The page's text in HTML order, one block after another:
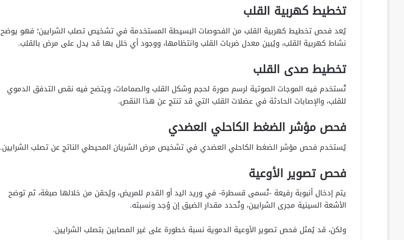
تخطيط كهربية القلب
يُعد فحص تخطيط كهربية القلب من الفحوصات البسيطة المستخدمة في تشخيص تصلب الشرايين؛ فهو يوضح
نشاط كهربية القلب، ويُبين معدل ضربات القلب وانتظامها، ووجود أي خلل بها قد يدل على مرض بالقلب.
تخطيط صدى القلب
تُستخدم فيه الموجات الصوتية لرسم صورة لحجم وشكل القلب والصمامات، ويتضح فيه نقص التدفق الدموي
للقلب، والإصابات الحادثة في عضلات القلب التي قد تنتج عن هذا النقص.
فحص مؤشر الضغط الكاحلي العضدي
يُستخدم فحص مؤشر الضغط الكاحلي العضدي في تشخيص مرض الشريان المحيطي الناتج عن تصلب الشرايين.
فحص تصوير الأوعية
يتم إدخال أنبوبة رفيعة -تُسمى قسطرة- في وريد اليد أو القدم للمريض، ويُحقن من خلالها صبغة، ثم توضح
الأشعة السينية مجرى الشرايين، وتُحدد مقدار الضيق إن وُجد ونسبته.
ولكن، قد يُمثل فحص تصوير الأوعية الدموية نسبة خطورة على غير المصابين بتصلب الشرايين.